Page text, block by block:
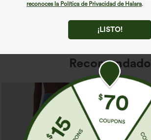
reconoces la Política de Privacidad de Halara.
¡LISTO!
Recomendado